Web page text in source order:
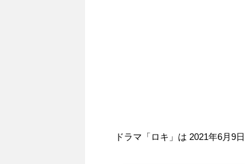
ドラマ「ロキ」は 2021年6月9